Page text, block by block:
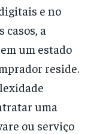
e no
casos, a
um estado
reside.
uma
ou serviço